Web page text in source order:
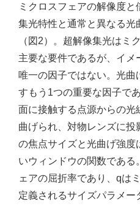
ミクロスフェアの解像度
集光特性と通常と異なる光
（図2）。超解像集光はミ
主要な要件であるが、イメ
唯一の因子ではない。光
すもう1つの重要な因子で
面に接触する点源からの光
曲げられ、対物レンズに
の焦点サイズと光曲げ強度
いウィンドウの関数である
ェアの屈折率であり、qは
定義されるサイズパラメー